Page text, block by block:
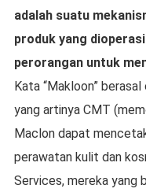
adalah suatu
produk yang
perorangan untuk
Kata “Makloon” berasal
yang artinya CMT
Maclon dapat
perawatan kulit dan
Services, mereka yang